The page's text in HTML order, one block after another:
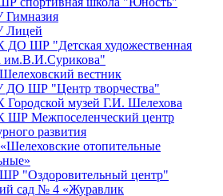
ШР "Детская художественная
им.В.И.Сурикова"
вестник
ШР "Центр творчества"
музей Г.И. Шелехова
Межпоселенческий центр
развития
отопительные
"Оздоровительный центр"
сад № 4 «Журавлик